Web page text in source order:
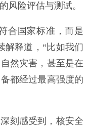
风险评估与测试。
合国家标准，而是
解释道，“比如我们
然灾害，甚至是在
都经过最高强度的
刻感受到，核安全